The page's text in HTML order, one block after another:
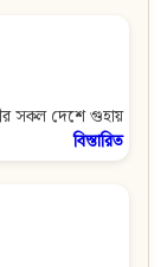
সকল দেশে গুহায়
বিস্তারিত